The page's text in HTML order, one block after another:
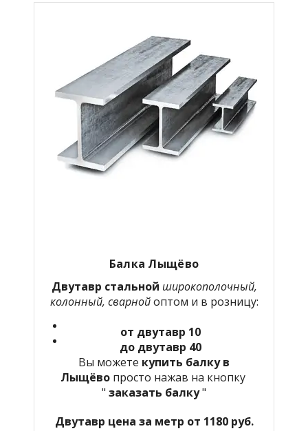
Балка Лыщёво
Двутавр стальной широкополочный,
колонный, сварнойоптом и в розницу:
от двутавр 10
до двутавр 40
Вы можете купить балку в
Лыщёво просто нажав на кнопку
" заказать балку"
Двутавр цена за метр от 1180 руб.